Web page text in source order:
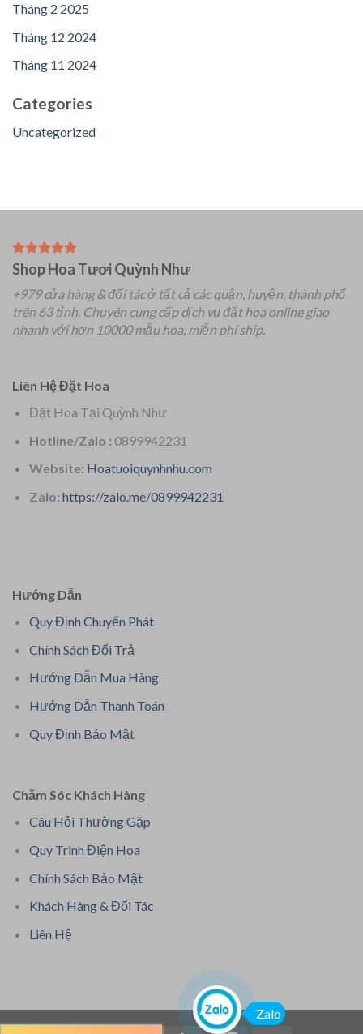
Tháng 2 2025
Tháng 12 2024
Tháng 11 2024
Categories
Uncategorized
Shop Hoa Tươi Quỳnh Như
+979 cửa hàng & đối tác ở tất cả các quận, huyện, thành phố
trên 63 tỉnh. Chuyên cung cấp dịch vụ đặt hoa online giao
nhanh với hơn 10000 mẫu hoa, miễn phí ship.
Liên Hệ Đặt Hoa
Đặt Hoa Tại Quỳnh Như
Hotline/Zalo : 0899942231
Website: Hoatuoiquynhnhu.com
Zalo: https://zalo.me/0899942231
Hướng Dẫn
Quy Định Chuyển Phát
Chính Sách Đổi Trả
Hướng Dẫn Mua Hàng
Hướng Dẫn Thanh Toán
Quy Định Bảo Mật
Chăm Sóc Khách Hàng
Câu Hỏi Thường Gặp
Quy Trình Điện Hoa
Chính Sách Bảo Mật
Khách Hàng & Đối Tác
Liên Hệ
Zalo